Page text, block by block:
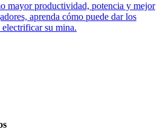
mayor productividad, potencia y mejor
aprenda cómo puede dar los
electrificar su mina.